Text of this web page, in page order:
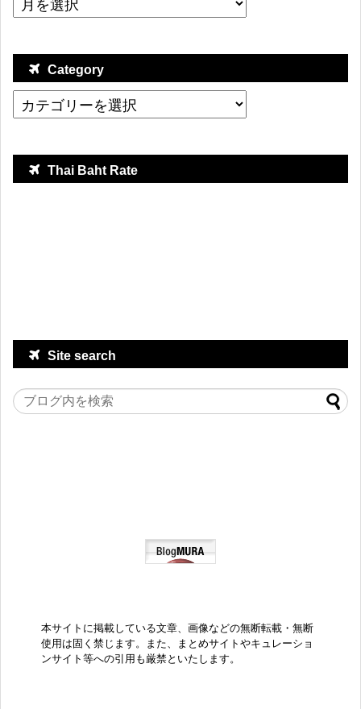
Category
Thai Baht Rate
Site search
本サイトに掲載している文章、画像などの無断転載・無断
使用は固く禁じます。また、まとめサイトやキュレーショ
ンサイト等への引用も厳禁といたします。